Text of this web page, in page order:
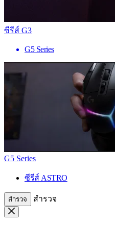
ซีรีส์ G3
G5 Series
G5 Series
ซีรีส์ ASTRO
สำรวจ สำรวจ